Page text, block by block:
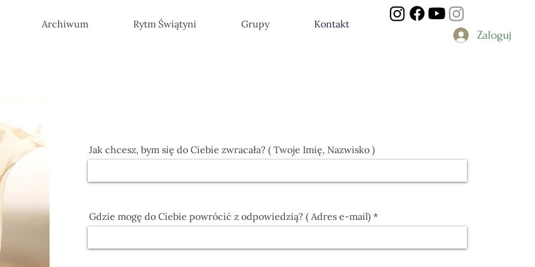
Archiwum Rytm Świątyni Grupy Kontakt
Zaloguj
Jak chcesz, bym się do Ciebie zwracała? ( Twoje Imię, Nazwisko )
Gdzie mogę do Ciebie powrócić z odpowiedzią? ( Adres e-mail)